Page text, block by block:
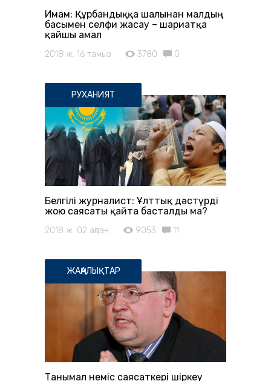
Имам: Құрбандыққа шалынған малдың
басымен селфи жасау – шариғатқа
қайшы амал
2018 ж. 16 тамыз 3780 0
РУХАНИЯТ
Белгілі журналист: Ұлттық дәстүрді
жою саясаты қайта басталды ма?
2018 ж. 02 ақпан 9053 11
ЖАҢАЛЫҚТАР
Танымал неміс саясаткері шіркеу